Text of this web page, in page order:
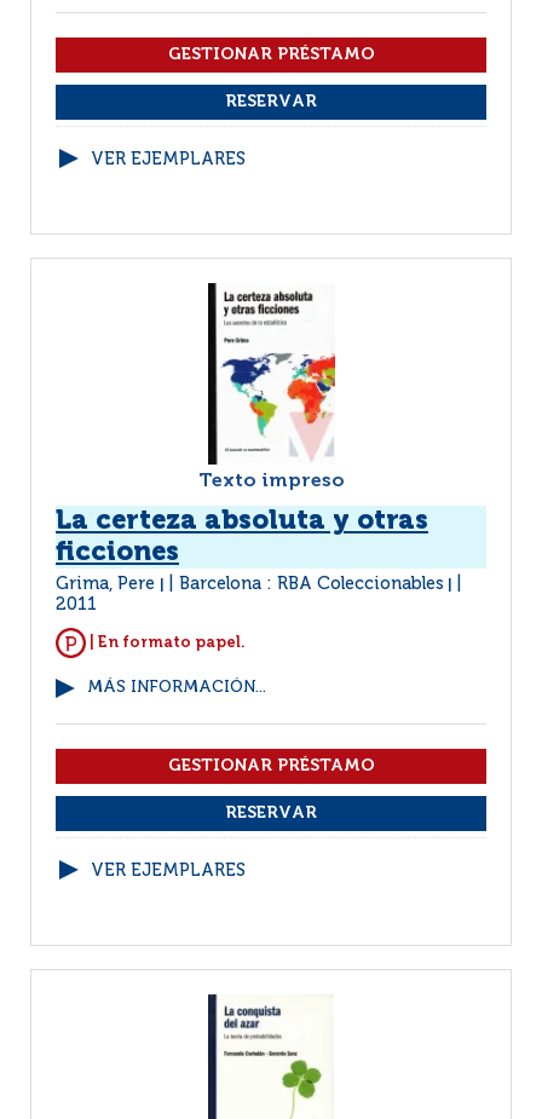
VER EJEMPLARES
Texto impreso
La certeza absoluta y otras
ficciones
Grima, Pere Barcelona : RBA Coleccionables
2011
| En formato papel.
MÁS INFORMACIÓN...
VER EJEMPLARES